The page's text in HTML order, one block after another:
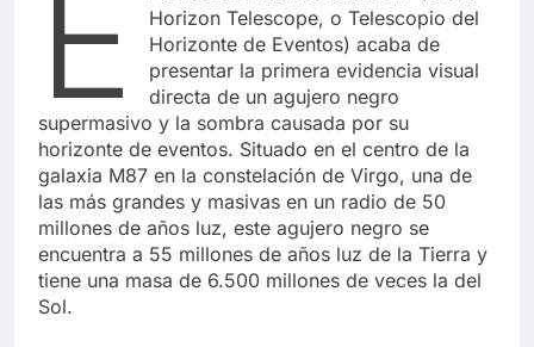
E
Horizon Telescope, o Telescopio del
Horizonte de Eventos) acaba de
presentar la primera evidencia visual
directa de un agujero negro
supermasivo y la sombra causada por su
horizonte de eventos. Situado en el centro de la
galaxia M87 en la constelación de Virgo, una de
las más grandes y masivas en un radio de 50
millones de años luz, este agujero negro se
encuentra a 55 millones de años luz de la Tierra y
tiene una masa de 6.500 millones de veces la del
Sol.